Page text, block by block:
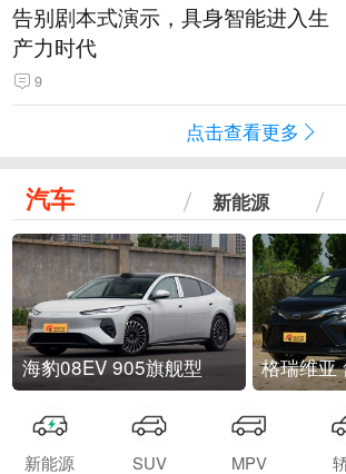
告别剧本式演示，具身智能进入生
产力时代
9
点击查看更多
汽车 新能源
海豹08EV 905旗舰型 格瑞维亚
新能源 SUV MPV